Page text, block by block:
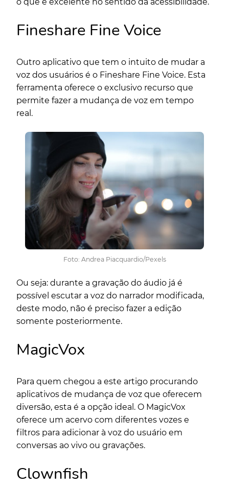
Fineshare Fine Voice
Outro aplicativo que tem o intuito de mudar a
voz dos usuários é o Fineshare Fine Voice. Esta
ferramenta oferece o exclusivo recurso que
permite fazer a mudança de voz em tempo
real.
Foto: Andrea Piacquardio/Pexels
Ou seja: durante a gravação do áudio já é
possível escutar a voz do narrador modificada,
deste modo, não é preciso fazer a edição
somente posteriormente.
MagicVox
Para quem chegou a este artigo procurando
aplicativos de mudança de voz que oferecem
diversão, esta é a opção ideal. O MagicVox
oferece um acervo com diferentes vozes e
filtros para adicionar à voz do usuário em
conversas ao vivo ou gravações.
Clownfish